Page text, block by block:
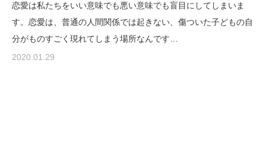
恋愛は私たちをいい意味でも悪い意味でも盲目にしてしまいま
す。恋愛は、普通の人間関係では起きない、傷ついた子どもの自
分がものすごく現れてしまう場所なんです…
2020.01.29